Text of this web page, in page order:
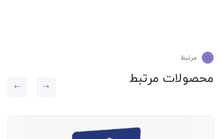
مرتبط
محصولات مرتبط